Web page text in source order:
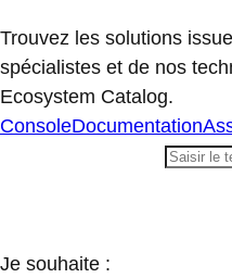
Trouvez les solutions
spécialistes et de nos
Ecosystem Catalog.
ConsoleDocumentation
Je souhaite :